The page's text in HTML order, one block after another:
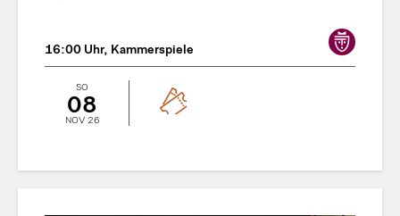
16:00 Uhr, Kammerspiele
SO
08
NOV 26